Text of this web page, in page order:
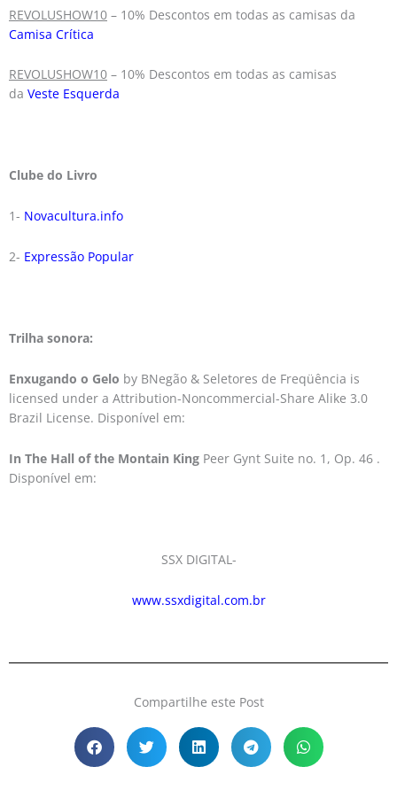
REVOLUSHOW10 – 10% Descontos em todas as camisas da
Camisa Crítica
REVOLUSHOW10 – 10% Descontos em todas as camisas
da Veste Esquerda
Clube do Livro
1- Novacultura.info
2- Expressão Popular
Trilha sonora:
Enxugando o Gelo by BNegão & Seletores de Freqüência is
licensed under a Attribution-Noncommercial-Share Alike 3.0
Brazil License. Disponível em:
In The Hall of the Montain King Peer Gynt Suite no. 1, Op. 46 .
Disponível em:
SSX DIGITAL-
www.ssxdigital.com.br
Compartilhe este Post